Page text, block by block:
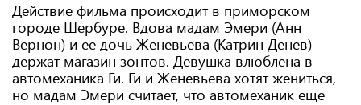
Действие фильма происходит в приморском
городе Шербуре. Вдова мадам Эмери (Анн
Вернон) и ее дочь Женевьева (Катрин Денев)
держат магазин зонтов. Девушка влюблена в
автомеханика Ги. Ги и Женевьева хотят жениться,
но мадам Эмери считает, что автомеханик еще